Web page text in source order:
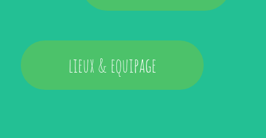
lieux & equipage